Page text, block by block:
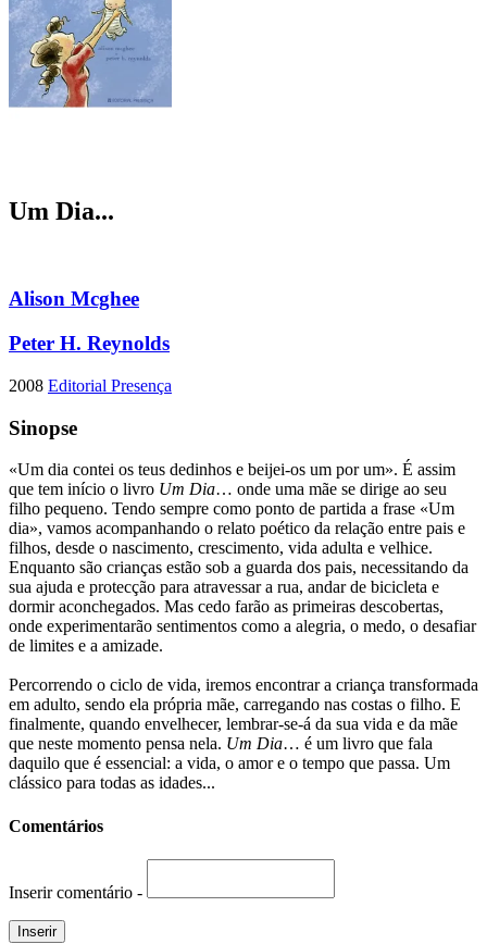
Um Dia...
Alison Mcghee
Peter H. Reynolds
2008 Editorial Presença
Sinopse
«Um dia contei os teus dedinhos e beijei-os um por um». É assim
que tem início o livro Um Dia… onde uma mãe se dirige ao seu
filho pequeno. Tendo sempre como ponto de partida a frase «Um
dia», vamos acompanhando o relato poético da relação entre pais e
filhos, desde o nascimento, crescimento, vida adulta e velhice.
Enquanto são crianças estão sob a guarda dos pais, necessitando da
sua ajuda e protecção para atravessar a rua, andar de bicicleta e
dormir aconchegados. Mas cedo farão as primeiras descobertas,
onde experimentarão sentimentos como a alegria, o medo, o desafiar
de limites e a amizade.
Percorrendo o ciclo de vida, iremos encontrar a criança transformada
em adulto, sendo ela própria mãe, carregando nas costas o filho. E
finalmente, quando envelhecer, lembrar-se-á da sua vida e da mãe
que neste momento pensa nela. Um Dia… é um livro que fala
daquilo que é essencial: a vida, o amor e o tempo que passa. Um
clássico para todas as idades...
Comentários
Inserir comentário -